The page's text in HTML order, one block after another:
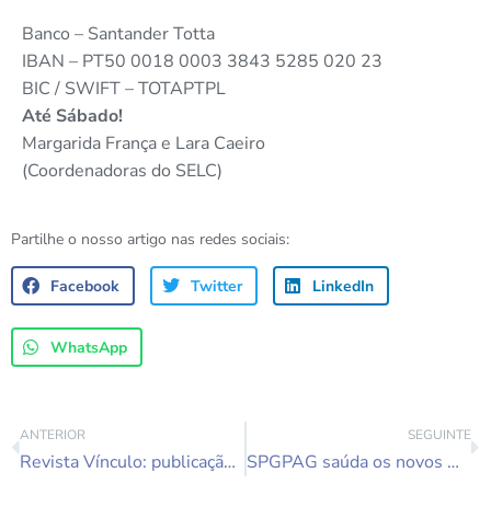
Banco – Santander Totta
IBAN – PT50 0018 0003 3843 5285 020 23
BIC / SWIFT – TOTAPTPL
Até Sábado!
Margarida França e Lara Caeiro
(Coordenadoras do SELC)
Partilhe o nosso artigo nas redes sociais:
Facebook Twitter LinkedIn
WhatsApp
ANTERIOR
Revista Vínculo: publicação de artigo de membro Grupanalista da SPGPAG “O que entrelaça (n)a grupanálise: reflexões sobre a (inter)corporeidade na situação grupanalítica”
SEGUINTE
SPGPAG saúda os novos Órgãos Sociais da FEPPSI (2026-2029)